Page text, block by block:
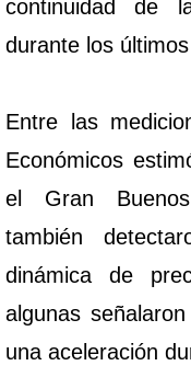
continuidad de
durante los
Entre las
Económicos
el Gran
también
dinámica de
algunas
una aceleración